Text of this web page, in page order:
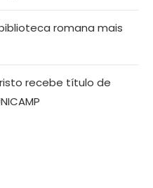
romana mais
recebe título de